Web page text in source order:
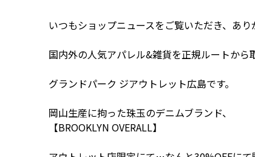
いつもショップニュースをご覧いただき、あり
国内外の人気アパレル&雑貨を正規ルートから
グランドパーク ジアウトレット広島です。
岡山生産に拘った珠玉のデニムブランド、
【BROOKLYN OVERALL】